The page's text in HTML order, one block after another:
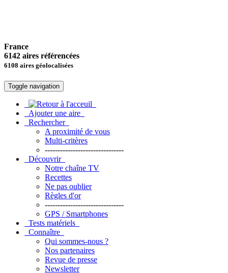
France
6142 aires référencées
6108 aires géolocalisées
Toggle navigation
Ajouter une aire
Rechercher
A proximité de vous
Multi-critères
-------------------------------
Découvrir
Notre chaîne TV
Recettes
Ne pas oublier
Règles d'or
-------------------------------
GPS / Smartphones
Tests matériels
Connaître
Qui sommes-nous ?
Nos partenaires
Revue de presse
Newsletter